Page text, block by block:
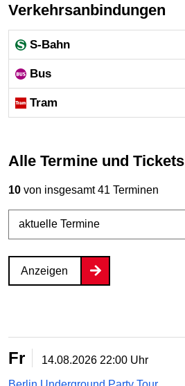
Verkehrsanbindungen
S-Bahn
Bus
Tram
Alle Termine und Tickets
10 von insgesamt 41 Terminen
Anzeigen
Fr 14.08.2026 22:00 Uhr